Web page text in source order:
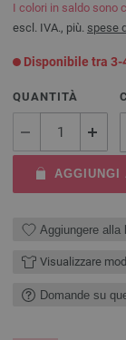
I colori in saldo sono
escl. IVA., più. spese
Disponibile tra
QUANTITÀ
AGGIUNGI
Aggiungere alla
Visualizzare
Domande su